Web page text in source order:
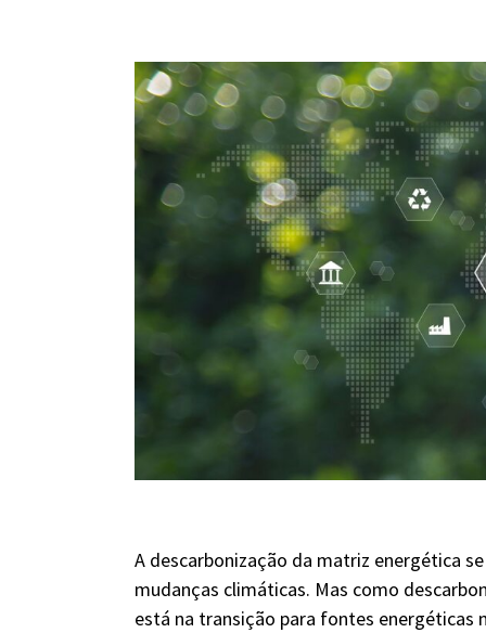
A descarbonização da matriz energética
mudanças climáticas. Mas como
está na transição para fontes